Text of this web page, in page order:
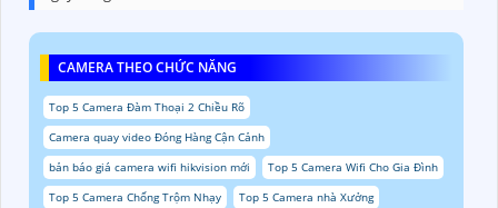
CAMERA THEO CHỨC NĂNG
Top 5 Camera Đàm Thoại 2 Chiều Rõ
Camera quay video Đóng Hàng Cận Cảnh
bản báo giá camera wifi hikvision mới
Top 5 Camera Wifi Cho Gia Đình
Top 5 Camera Chống Trộm Nhạy
Top 5 Camera nhà Xưởng